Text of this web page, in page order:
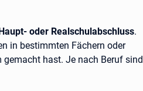
oder Realschulabschluss.
in bestimmten Fächern oder
hast. Je nach Beruf sind